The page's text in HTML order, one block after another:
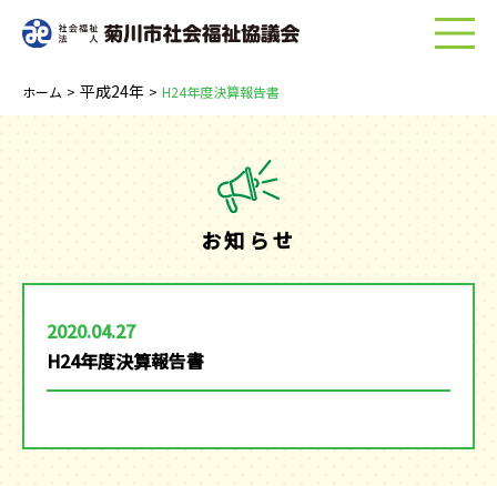
ホーム > 平成24年 > H24年度決算報告書
お知らせ
2020.04.27
H24年度決算報告書